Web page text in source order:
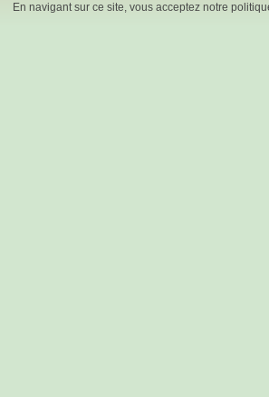
En navigant sur ce site, vous acceptez notre